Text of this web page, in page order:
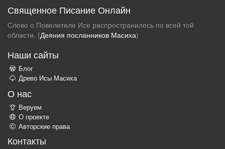
Священное Писание Онлайн
Слово о Повелителе Исе распространилось по всей той
области. (Деяния посланников Масиха)
Наши сайты
Блог
Древо Исы Масиха
О нас
Веруем
О проекте
Авторские права
Контакты